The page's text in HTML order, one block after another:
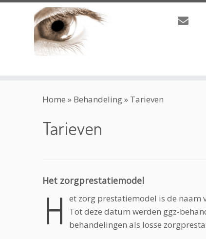
Home » Behandeling» Tarieven
Tarieven
Het zorgprestatiemodel
H
et zorg prestatiemodel is de naam
Tot deze datum werden ggz-
behandelingen als losse